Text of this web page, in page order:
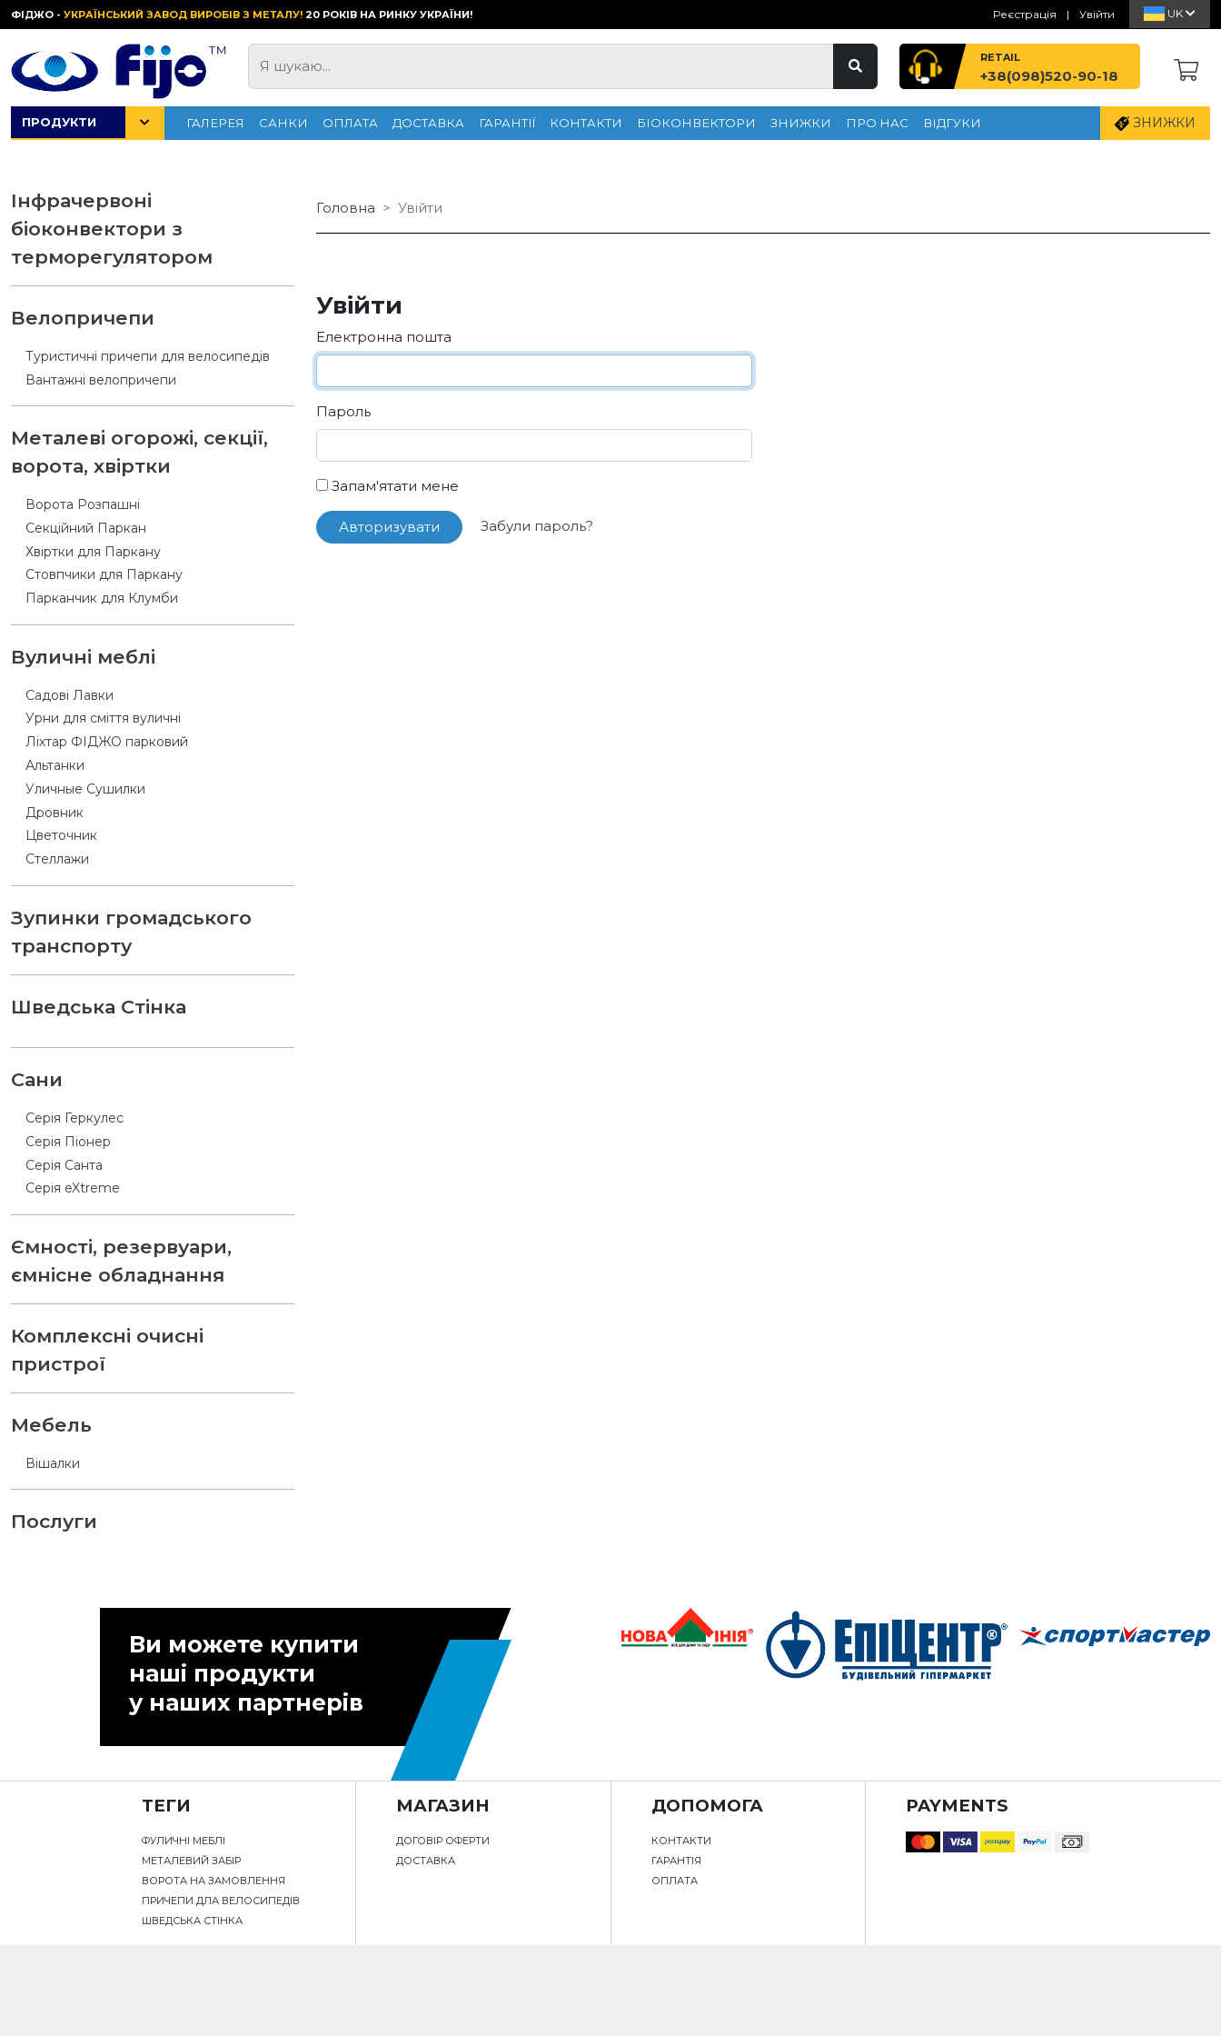
ФІДЖО - УКРАЇНСЬКИЙ ЗАВОД ВИРОБІВ З МЕТАЛУ! 20 РОКІВ НА РИНКУ УКРАЇНИ! Реєстрація | Увійти UK
RETAIL
+38(098)520-90-18
ПРОДУКТИ ГАЛЕРЕЯ САНКИ ОПЛАТА ДОСТАВКА ГАРАНТІЇ КОНТАКТИ БІОКОНВЕКТОРИ ЗНИЖКИ ПРО НАС ВІДГУКИ ЗНИЖКИ
Інфрачервоні
біоконвектори з
терморегулятором
Велопричепи
Туристичні причепи для велосипедів
Вантажні велопричепи
Металеві огорожі, секції,
ворота, хвіртки
Ворота Розпашні
Секційний Паркан
Хвіртки для Паркану
Стовпчики для Паркану
Парканчик для Клумби
Вуличні меблі
Садові Лавки
Урни для сміття вуличні
Ліхтар ФІДЖО парковий
Альтанки
Уличные Сушилки
Дровник
Цветочник
Стеллажи
Зупинки громадського
транспорту
Шведська Стінка
Сани
Серія Геркулес
Серія Піонер
Серія Санта
Серія eXtreme
Ємності, резервуари,
ємнісне обладнання
Комплексні очисні
пристрої
Мебель
Вішалки
Послуги
Головна Увійти
Увійти
Електронна пошта
Пароль
Запам'ятати мене
Авторизувати Забули пароль?
Ви можете купити
наші продукти
у наших партнерів
ТЕГИ
ФУЛИЧНІ МЕБЛІ
МЕТАЛЕВИЙ ЗАБІР
ВОРОТА НА ЗАМОВЛЕННЯ
ПРИЧЕПИ ДЛА ВЕЛОСИПЕДІВ
ШВЕДСЬКА СТІНКА
МАГАЗИН
ДОГОВІР ОФЕРТИ
ДОСТАВКА
ДОПОМОГА
КОНТАКТИ
ГАРАНТІЯ
ОПЛАТА
PAYMENTS